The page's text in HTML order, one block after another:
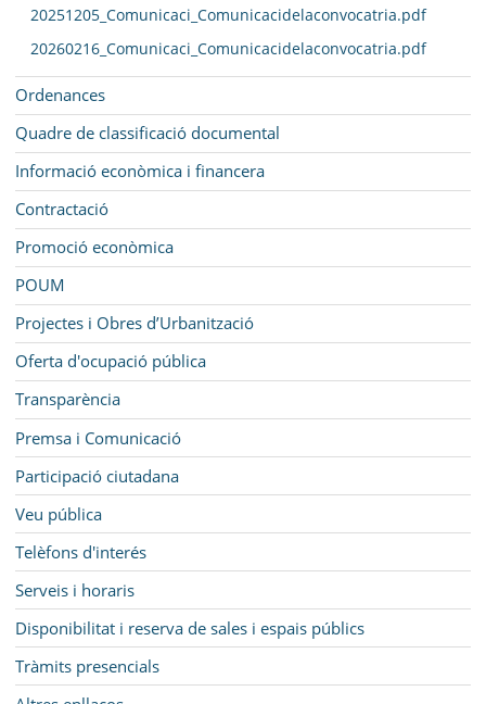
20251205_Comunicaci_Comunicacidelaconvocatria.pdf
20260216_Comunicaci_Comunicacidelaconvocatria.pdf
Ordenances
Quadre de classificació documental
Informació econòmica i financera
Contractació
Promoció econòmica
POUM
Projectes i Obres d’Urbanització
Oferta d'ocupació pública
Transparència
Premsa i Comunicació
Participació ciutadana
Veu pública
Telèfons d'interés
Serveis i horaris
Disponibilitat i reserva de sales i espais públics
Tràmits presencials